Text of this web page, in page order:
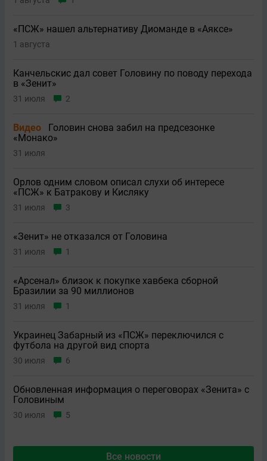
«ПСЖ» нашел альтернативу Диоманде в «Аяксе»
1 августа
Канчельскис дал совет Головину по поводу перехода
в «Зенит»
31 июля 2
Видео
Головин снова забил на предсезонке
«Монако»
31 июля
Орлов одним словом описал слухи об интересе
«ПСЖ» к Батракову и Кисляку
31 июля 3
«Зенит» не отказался от Головина
31 июля 1
«Арсенал» близок к покупке хавбека сборной
Бразилии за 90 миллионов
31 июля 1
Украинец Забарный из «ПСЖ» переключился с
футбола на другой вид спорта
30 июля 6
Обновленная информация о переговорах «Зенита» с
Головиным
30 июля 5
Все новости